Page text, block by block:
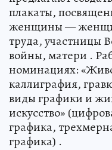
плакаты,
женщины —
труда, участницы
войны, матери .
номинациях:
каллиграфия,
виды графики и
искусство»
графика,
графика) .